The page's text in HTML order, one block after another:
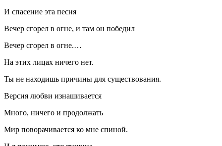
И спасение эта песня
Вечер сгорел в огне, и там он победил
Вечер сгорел в огне.…
На этих лицах ничего нет.
Ты не находишь причины для существования.
Версия любви изнашивается
Много, ничего и продолжать
Мир поворачивается ко мне спиной.